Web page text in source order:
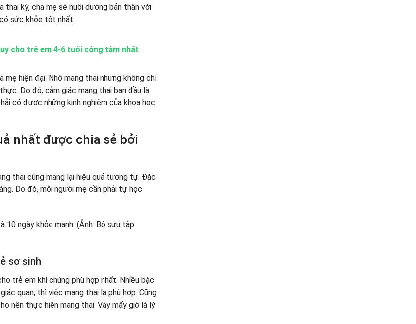
thai kỳ, cha mẹ sẽ nuôi dưỡng bản thân với
sức khỏe tốt nhất.
cho trẻ em 4-6 tuổi công tâm nhất
hiện đại. Nhờ mang thai nhưng không chỉ
Do đó, cảm giác mang thai ban đầu là
có được những kinh nghiệm của khoa học
nhất được chia sẻ bởi
thai cũng mang lại hiệu quả tương tự. Đặc
Do đó, mỗi người mẹ cần phải tự học
sơ sinh
trẻ em khi chúng phù hợp nhất. Nhiều bậc
quan, thì việc mang thai là phù hợp. Cũng
nên thực hiện mang thai. Vậy mấy giờ là lý